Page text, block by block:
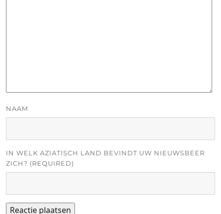
NAAM
IN WELK AZIATISCH LAND BEVINDT UW NIEUWSBEER
ZICH? (REQUIRED)